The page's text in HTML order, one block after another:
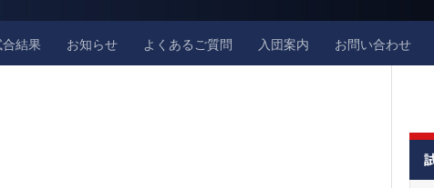
結果 お知らせ よくあるご質問 入団案内 お問い合わせ